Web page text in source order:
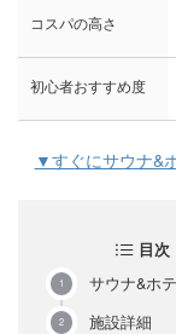
コスパの高さ
初心者おすすめ度
▼すぐにサウナ&
目
サウナ&ホ
施設詳細